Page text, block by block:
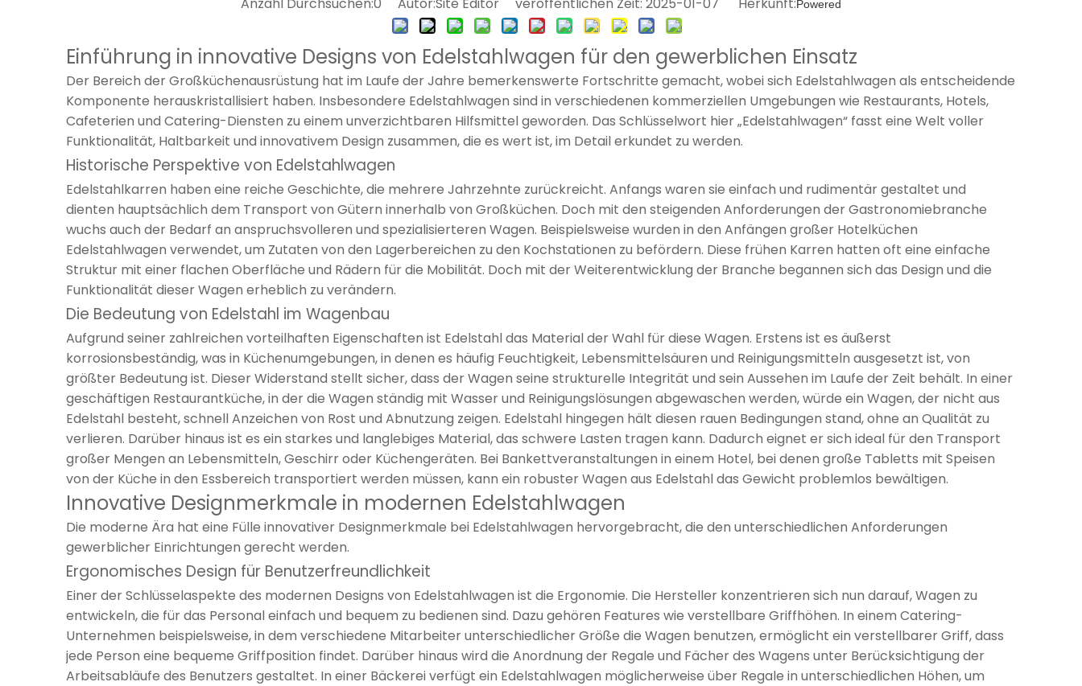
Powered
Einführung in innovative Designs von Edelstahlwagen für den gewerblichen Einsatz
Der Bereich der Großküchenausrüstung hat im Laufe der Jahre bemerkenswerte Fortschritte gemacht, wobei sich Edelstahlwagen als entscheidende
Komponente herauskristallisiert haben. Insbesondere Edelstahlwagen sind in verschiedenen kommerziellen Umgebungen wie Restaurants, Hotels,
Cafeterien und Catering-Diensten zu einem unverzichtbaren Hilfsmittel geworden. Das Schlüsselwort hier „Edelstahlwagen“ fasst eine Welt voller
Funktionalität, Haltbarkeit und innovativem Design zusammen, die es wert ist, im Detail erkundet zu werden.
Historische Perspektive von Edelstahlwagen
Edelstahlkarren haben eine reiche Geschichte, die mehrere Jahrzehnte zurückreicht. Anfangs waren sie einfach und rudimentär gestaltet und
dienten hauptsächlich dem Transport von Gütern innerhalb von Großküchen. Doch mit den steigenden Anforderungen der Gastronomiebranche
wuchs auch der Bedarf an anspruchsvolleren und spezialisierteren Wagen. Beispielsweise wurden in den Anfängen großer Hotelküchen
Edelstahlwagen verwendet, um Zutaten von den Lagerbereichen zu den Kochstationen zu befördern. Diese frühen Karren hatten oft eine einfache
Struktur mit einer flachen Oberfläche und Rädern für die Mobilität. Doch mit der Weiterentwicklung der Branche begannen sich das Design und die
Funktionalität dieser Wagen erheblich zu verändern.
Die Bedeutung von Edelstahl im Wagenbau
Aufgrund seiner zahlreichen vorteilhaften Eigenschaften ist Edelstahl das Material der Wahl für diese Wagen. Erstens ist es äußerst
korrosionsbeständig, was in Küchenumgebungen, in denen es häufig Feuchtigkeit, Lebensmittelsäuren und Reinigungsmitteln ausgesetzt ist, von
größter Bedeutung ist. Dieser Widerstand stellt sicher, dass der Wagen seine strukturelle Integrität und sein Aussehen im Laufe der Zeit behält. In einer
geschäftigen Restaurantküche, in der die Wagen ständig mit Wasser und Reinigungslösungen abgewaschen werden, würde ein Wagen, der nicht aus
Edelstahl besteht, schnell Anzeichen von Rost und Abnutzung zeigen. Edelstahl hingegen hält diesen rauen Bedingungen stand, ohne an Qualität zu
verlieren. Darüber hinaus ist es ein starkes und langlebiges Material, das schwere Lasten tragen kann. Dadurch eignet er sich ideal für den Transport
großer Mengen an Lebensmitteln, Geschirr oder Küchengeräten. Bei Bankettveranstaltungen in einem Hotel, bei denen große Tabletts mit Speisen
von der Küche in den Essbereich transportiert werden müssen, kann ein robuster Wagen aus Edelstahl das Gewicht problemlos bewältigen.
Innovative Designmerkmale in modernen Edelstahlwagen
Die moderne Ära hat eine Fülle innovativer Designmerkmale bei Edelstahlwagen hervorgebracht, die den unterschiedlichen Anforderungen
gewerblicher Einrichtungen gerecht werden.
Ergonomisches Design für Benutzerfreundlichkeit
Einer der Schlüsselaspekte des modernen Designs von Edelstahlwagen ist die Ergonomie. Die Hersteller konzentrieren sich nun darauf, Wagen zu
entwickeln, die für das Personal einfach und bequem zu bedienen sind. Dazu gehören Features wie verstellbare Griffhöhen. In einem Catering-
Unternehmen beispielsweise, in dem verschiedene Mitarbeiter unterschiedlicher Größe die Wagen benutzen, ermöglicht ein verstellbarer Griff, dass
jede Person eine bequeme Griffposition findet. Darüber hinaus wird die Anordnung der Regale und Fächer des Wagens unter Berücksichtigung der
Arbeitsabläufe des Benutzers gestaltet. In einer Bäckerei verfügt ein Edelstahlwagen möglicherweise über Regale in unterschiedlichen Höhen, um